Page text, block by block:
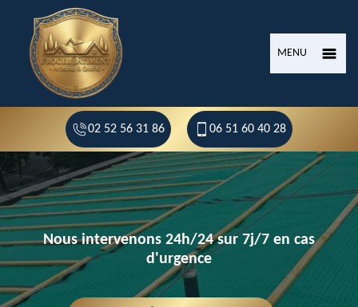
MENU
02 52 56 31 86 06 51 60 40 28
Nous intervenons 24h/24 sur 7j/7 en cas
d'urgence